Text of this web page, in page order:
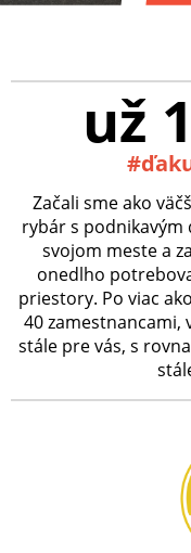
už
Začali sme ako
rybár s
svojom meste a
onedlho
priestory. Po viac
40 zamestnancami,
stále pre vás, s